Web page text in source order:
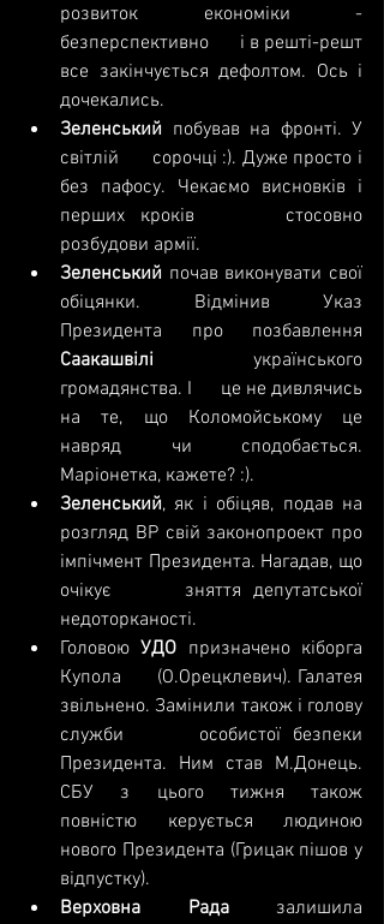
розвиток економіки -
безперспективно      і в решті-решт
все закінчується дефолтом. Ось і
дочекались.
Зеленський побував на фронті. У
світлій      сорочці :). Дуже просто і
без пафосу. Чекаємо висновків і
перших кроків      стосовно
розбудови армії.
Зеленський почав виконувати свої
обіцянки. Відмінив Указ
Саакашвілі українського
громадянства. І      це не дивлячись
на те, що Коломойському це
навряд чи сподобається.
Маріонетка, кажете? :).
Зеленський, як і обіцяв, подав на
розгляд ВР свій законопроект про
імпічмент Президента. Нагадав, що
очікує      зняття депутатської
недоторканості.
Головою УДО призначено кіборга
Купола      (О.Орецклевич). Галатея
звільнено. Замінили також і голову
служби      особистої безпеки
Президента. Ним став М.Донець.
СБУ з цього тижня також
повністю керується людиною
нового Президента (Грицак пішов у
відпустку).
Верховна Рада